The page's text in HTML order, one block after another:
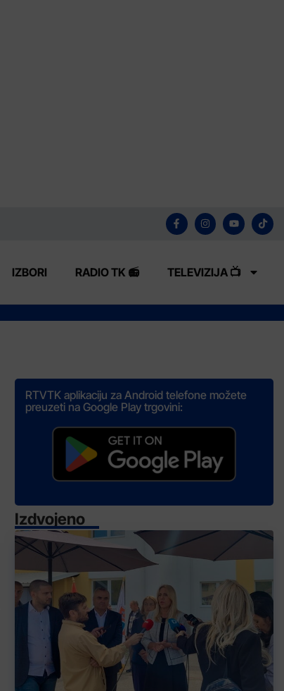
IZBORI RADIO TK 📻 TELEVIZIJA 📺
RTVTK aplikaciju za Android telefone možete
preuzeti na Google Play trgovini:
Izdvojeno